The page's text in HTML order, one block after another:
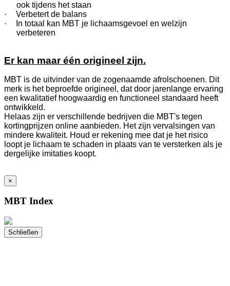
ook tijdens het staan
·
Verbetert de balans
·
In totaal kan MBT je lichaamsgevoel en welzijn
verbeteren
Er kan maar één origineel zijn.
MBT is de uitvinder van de zogenaamde afrolschoenen. Dit
merk is het beproefde origineel, dat door jarenlange ervaring
een kwalitatief hoogwaardig en functioneel standaard heeft
ontwikkeld.
Helaas zijn er verschillende bedrijven die MBT's tegen
kortingprijzen online aanbieden. Het zijn vervalsingen van
mindere kwaliteit. Houd er rekening mee dat je het risico
loopt je lichaam te schaden in plaats van te versterken als je
dergelijke imitaties koopt.
×
MBT Index
Schließen